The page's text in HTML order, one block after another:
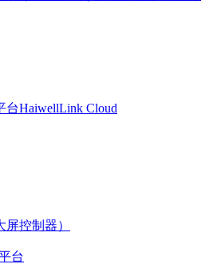
台HaiwellLink Cloud
控制器）
台